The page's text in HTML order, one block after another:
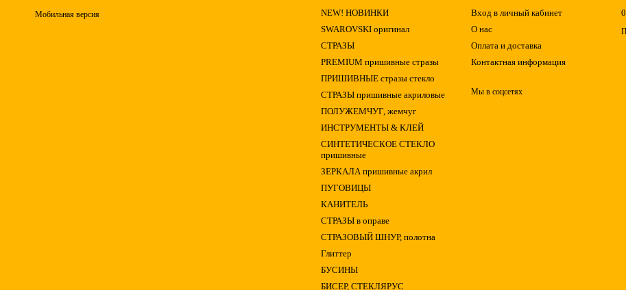
Мобильная версия
NEW! НОВИНКИ
SWAROVSKI оригинал
СТРАЗЫ
PREMIUM пришивные стразы
ПРИШИВНЫЕ стразы стекло
СТРАЗЫ пришивные акриловые
ПОЛУЖЕМЧУГ, жемчуг
ИНСТРУМЕНТЫ & КЛЕЙ
СИНТЕТИЧЕСКОЕ СТЕКЛО
пришивные
ЗЕРКАЛА пришивные акрил
ПУГОВИЦЫ
КАНИТЕЛЬ
СТРАЗЫ в оправе
СТРАЗОВЫЙ ШНУР, полотна
Глиттер
БУСИНЫ
БИСЕР, СТЕКЛЯРУС
Вход в личный кабинет
О нас
Оплата и доставка
Контактная информация
Мы в соцсетях